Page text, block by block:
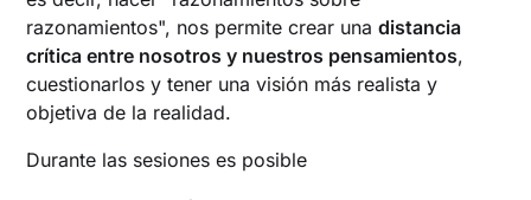
razonamientos", nos permite crear unadistancia
crítica entre nosotros y nuestros pensamientos,
cuestionarlos y tener una visión más realista y
objetiva de la realidad.
Durante las sesiones es posible